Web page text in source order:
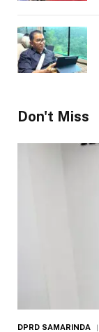
Don't Miss
DPRD SAMARINDA